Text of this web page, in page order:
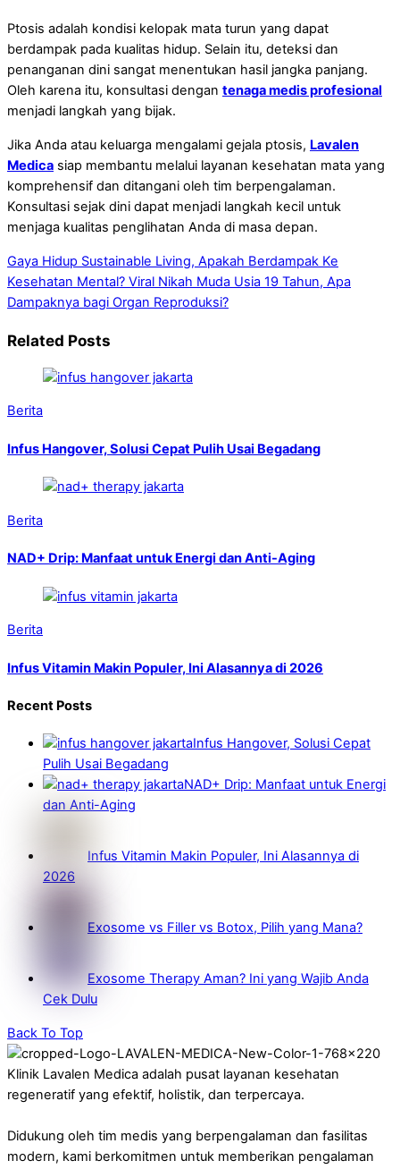
Ptosis adalah kondisi kelopak mata turun yang dapat
berdampak pada kualitas hidup. Selain itu, deteksi dan
penanganan dini sangat menentukan hasil jangka panjang.
Oleh karena itu, konsultasi dengan tenaga medis profesional
menjadi langkah yang bijak.
Jika Anda atau keluarga mengalami gejala ptosis, Lavalen
Medica siap membantu melalui layanan kesehatan mata yang
komprehensif dan ditangani oleh tim berpengalaman.
Konsultasi sejak dini dapat menjadi langkah kecil untuk
menjaga kualitas penglihatan Anda di masa depan.
Gaya Hidup Sustainable Living, Apakah Berdampak Ke
Kesehatan Mental? Viral Nikah Muda Usia 19 Tahun, Apa
Dampaknya bagi Organ Reproduksi?
Related Posts
Berita
Infus Hangover, Solusi Cepat Pulih Usai Begadang
Berita
NAD+ Drip: Manfaat untuk Energi dan Anti-Aging
Berita
Infus Vitamin Makin Populer, Ini Alasannya di 2026
Recent Posts
Infus Hangover, Solusi Cepat
Pulih Usai Begadang
NAD+ Drip: Manfaat untuk Energi
dan Anti-Aging
Infus Vitamin Makin Populer, Ini Alasannya di
2026
Exosome vs Filler vs Botox, Pilih yang Mana?
Exosome Therapy Aman? Ini yang Wajib Anda
Cek Dulu
Back To Top
Klinik Lavalen Medica adalah pusat layanan kesehatan
regeneratif yang efektif, holistik, dan terpercaya.
Didukung oleh tim medis yang berpengalaman dan fasilitas
modern, kami berkomitmen untuk memberikan pengalaman